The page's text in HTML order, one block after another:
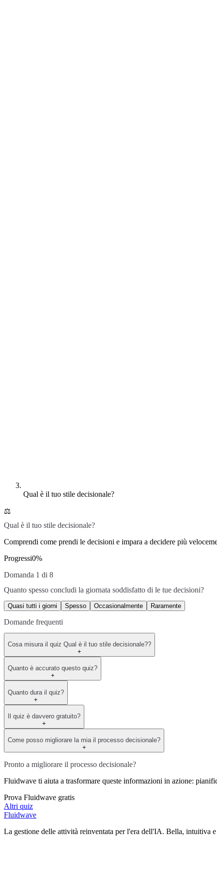
Qual è il tuo stile decisionale?
⚖️
Qual è il tuo stile decisionale?
Comprendi come prendi le decisioni e impara a decidere più
Progressi0%
Domanda 1 di 8
Quanto spesso concludi la giornata soddisfatto di le tue decisioni?
Quasi tutti i giorni Spesso Occasionalmente Raramente
Domande frequenti
Cosa misura il quiz Qual è il tuo stile decisionale??
+
Quanto è accurato questo quiz?
+
Quanto dura il quiz?
+
Il quiz è davvero gratuito?
+
Come posso migliorare la mia il processo decisionale?
+
Pronto a migliorare il processo decisionale?
Fluidwave ti aiuta a trasformare queste informazioni in azione:
Prova Fluidwave gratis
Altri quiz
Fluidwave
La gestione delle attività reinventata per l'era dell'IA. Bella, intuitiva e